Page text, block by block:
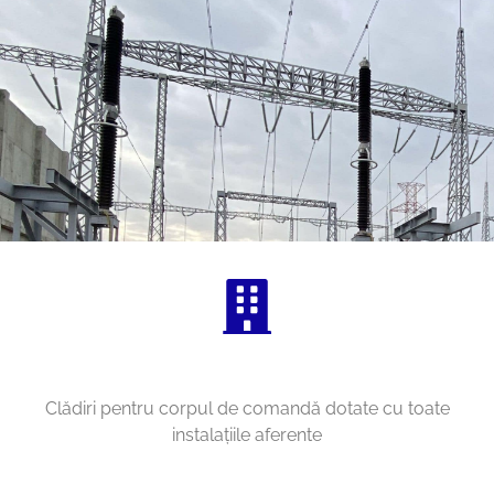
Clădiri pentru corpul de comandă dotate cu toate
instalaţiile aferente